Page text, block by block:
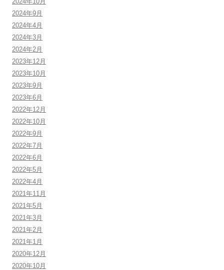
2024年9月
2024年4月
2024年3月
2024年2月
2023年12月
2023年10月
2023年9月
2023年6月
2022年12月
2022年10月
2022年9月
2022年7月
2022年6月
2022年5月
2022年4月
2021年11月
2021年5月
2021年3月
2021年2月
2021年1月
2020年12月
2020年10月